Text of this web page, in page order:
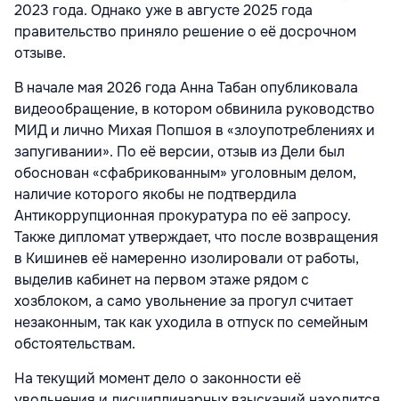
2023 года. Однако уже в августе 2025 года
правительство приняло решение о её досрочном
отзыве.
В начале мая 2026 года Анна Табан опубликовала
видеообращение, в котором обвинила руководство
МИД и лично Михая Попшоя в «злоупотреблениях и
запугивании». По её версии, отзыв из Дели был
обоснован «сфабрикованным» уголовным делом,
наличие которого якобы не подтвердила
Антикоррупционная прокуратура по её запросу.
Также дипломат утверждает, что после возвращения
в Кишинев её намеренно изолировали от работы,
выделив кабинет на первом этаже рядом с
хозблоком, а само увольнение за прогул считает
незаконным, так как уходила в отпуск по семейным
обстоятельствам.
На текущий момент дело о законности её